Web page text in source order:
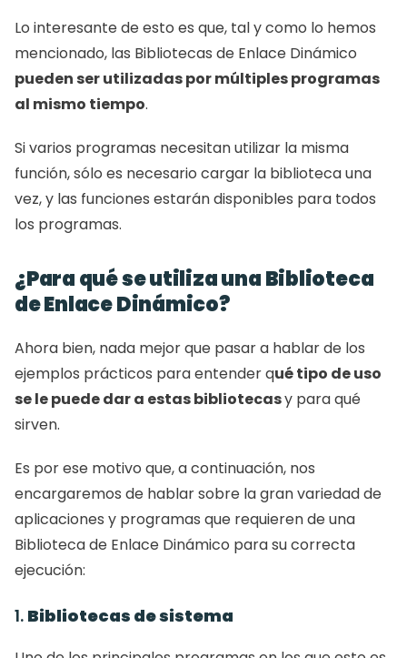
Lo interesante de esto es que, tal y como lo hemos
pueden ser utilizadas por múltiples programas
al mismo tiempo.
Si varios programas necesitan utilizar la misma
función, sólo es necesario cargar la biblioteca una
vez, y las funciones estarán disponibles para todos
los programas.
¿Para qué se utiliza una Biblioteca
de Enlace Dinámico?
Ahora bien, nada mejor que pasar a hablar de los
ejemplos prácticos para entender qué tipo de uso
se le puede dar a estas bibliotecas y para qué
sirven.
Es por ese motivo que, a continuación, nos
encargaremos de hablar sobre la gran variedad de
aplicaciones y programas que requieren de una
Biblioteca de Enlace Dinámico para su correcta
ejecución:
1. Bibliotecas de sistema